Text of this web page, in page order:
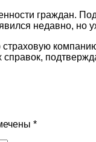
граждан.
недавно, но
*